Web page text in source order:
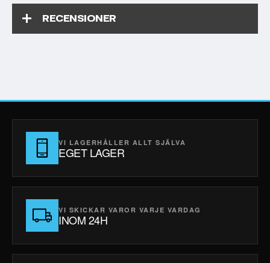
RECENSIONER
VI LAGERHÅLLER ALLT SJÄLVA
EGET LAGER
VI SKICKAR VAROR VARJE VARDAG
INOM 24H